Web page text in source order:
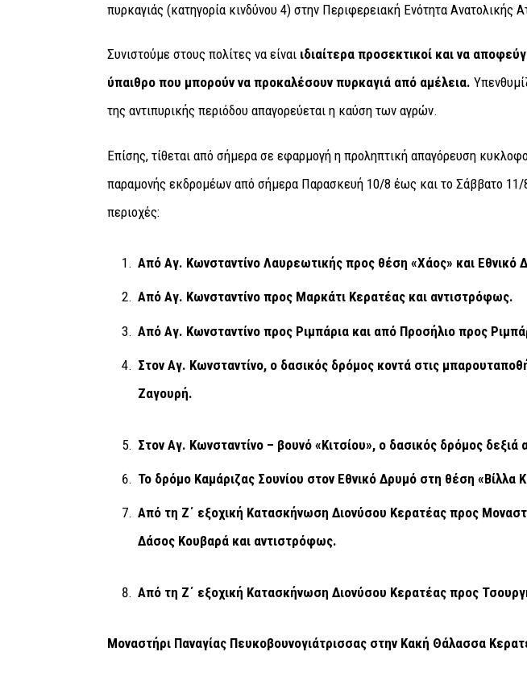
πυρκαγιάς (κατηγορία κινδύνου 4) στην Περιφερειακή Ενότητα Ανατολικής
Συνιστούμε στους πολίτες να είναι ιδιαίτερα προσεκτικοί και να
ύπαιθρο που μπορούν να προκαλέσουν πυρκαγιά από αμέλεια.
της αντιπυρικής περιόδου απαγορεύεται η καύση των αγρών.
Επίσης, τίθεται από σήμερα σε εφαρμογή η προληπτική απαγόρευση
παραμονής εκδρομέων από σήμερα Παρασκευή 10/8 έως και το Σάββατο 11/
περιοχές:
Από Αγ. Κωνσταντίνο Λαυρεωτικής προς θέση «Χάος» και Εθνικό
Από Αγ. Κωνσταντίνο προς Μαρκάτι Κερατέας και αντιστρόφως.
Από Αγ. Κωνσταντίνο προς Ριμπάρια και από Προσήλιο προς
Στον Αγ. Κωνσταντίνο, ο δασικός δρόμος κοντά στις
Ζαγουρή.
Στον Αγ. Κωνσταντίνο – βουνό «Κιτσίου», ο δασικός δρόμος δεξιά
Το δρόμο Καμάριζας Σουνίου στον Εθνικό Δρυμό στη θέση «Βίλλα
Από τη Ζ΄ εξοχική Κατασκήνωση Διονύσου Κερατέας προς
Δάσος Κουβαρά και αντιστρόφως.
Από τη Ζ΄ εξοχική Κατασκήνωση Διονύσου Κερατέας προς
Μοναστήρι Παναγίας Πευκοβουνογιάτρισσας στην Κακή Θάλασσα